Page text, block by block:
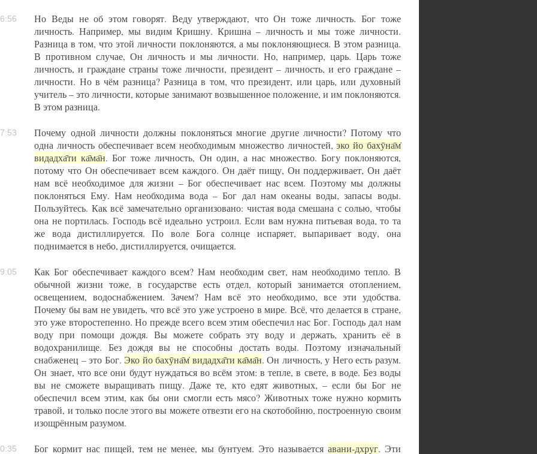
Но Веды не об этом говорят. Веду утверждают, что Он тоже личность. Бог тоже
личность. Например, мы видим Кришну. Кришна – личность и мы тоже личности.
Разница в том, что этой личности поклоняются, а мы поклоняющиеся. В этом разница.
В противном случае, Он личность и мы личности. Но, например, царь. Царь тоже
личность, и граждане страны тоже личности, президент – личность, и его граждане –
личности. Но в чём разница? Разница в том, что президент, или царь, или духовный
учитель – это личности, которые занимают возвышенное положение, и им поклоняются.
В этом разница.
Почему одной личности должны поклоняться многие другие личности? Потому что
одна личность обеспечивает всем необходимым множество личностей,эко йо бахӯна̄м̇
видадха̄ти ка̄ма̄н. Бог тоже личность, Он один, а нас множество. Богу поклоняются,
потому что Он обеспечивает всем каждого. Он даёт пищу, Он поддерживает, Он даёт
нам всё необходимое для жизни – Бог обеспечивает нас всем. Поэтому мы должны
поклоняться Ему. Нам необходима вода – Бог дал нам океаны воды, запасы воды.
Пользуйтесь. Как всё замечательно организовано: чистая вода смешана с солью, чтобы
она не портилась. Господь всё идеально устроил. Если вам нужна питьевая вода, то та
же вода дистиллируется. По воле Бога солнце испаряет, выпаривает воду, она
поднимается в небо, дистиллируется, очищается.
Как Бог обеспечивает каждого всем? Нам необходим свет, нам необходимо тепло. В
обычной жизни тоже, в государстве есть отдел, который занимается отоплением,
освещением, водоснабжением. Зачем? Нам всё это необходимо, все эти удобства.
Почему бы вам не увидеть, что всё это уже устроено в мире. Всё, что делается в стране,
это уже второстепенно. Но прежде всего всем этим обеспечил нас Бог. Господь дал нам
воду при помощи дождя. Вы можете собрать эту воду и держать, хранить её в
водохранилище. Без дождя вы не способны достать воды. Поэтому изначальный
снабженец – это Бог. Эко йо бахӯна̄м̇ видадха̄ти ка̄ма̄н. Он личность, у Него есть разум.
Он знает, что все они будут нуждаться во всём этом: в тепле, в свете, в воде. Без воды
вы не сможете выращивать пищу. Даже те, кто едят животных, – если бы Бог не
обеспечил всем этим, как бы они смогли есть мясо? Животных тоже нужно кормить
травой, и только после этого вы можете отвезти его на скотобойню, построенную своим
изощрённым разумом.
Бог кормит нас пищей, тем не менее, мы бунтуем. Это называется авани-дхруг. Эти